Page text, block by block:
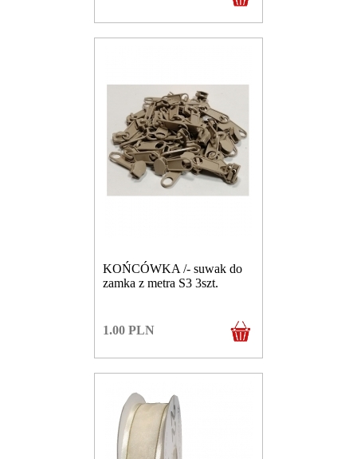
KOŃCÓWKA /- suwak do
zamka z metra S3 3szt.
1.00 PLN